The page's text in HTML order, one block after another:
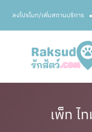
ลงโปรโมท/เพิ่มสถานบริการ
เพ็ท ไ